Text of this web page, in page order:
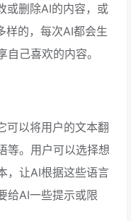
或删除AI的内容，或
样的，每次AI都会生
己喜欢的内容。
可以将用户的文本翻
等。用户可以选择想
，让AI根据这些语言
给AI一些提示或限